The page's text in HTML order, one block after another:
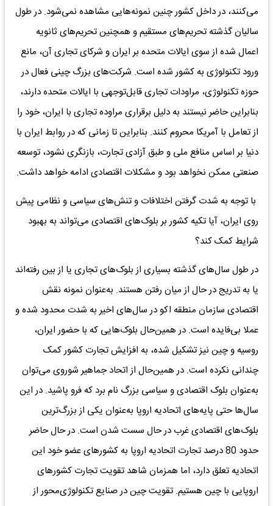
می‌کنند، در داخل کشور چنین نمونه‌هایی مشاهده نمی‌شود. در طول
سالیان گذشته تحریم‌های مستقیم و همچنین تحریم‌های ثانویه
اعمال شده از سوی ایالات متحده بر ایران و شرکای تجاری آن، مانع
ورود تکنولوژی به کشور شده است. شرکت‌های بزرگ چینی فعال در
حوزه تکنولوژی، مراودات تجاری قابل‌توجهی با ایالات متحده دارند،
بنابراین حاضر نیستند به دلیل برقراری مراوده تجاری با ایران، خود را
از تعامل با آمریکا محروم کنند. بنابراین تا زمانی که در روابط ایران با
دنیا بر اساس منافع ملی و طبق آزادی تجارت، بازنگری نشود، توسعه
صنعتی ممکن نخواهد بود و مشکلات اقتصادی ادامه خواهد داشت.
با توجه به شدت گرفتن اختلافات و تنش‌های سیاسی و نظامی پیش
روی ایران، آیا تکیه کشور بر بلوک‌های اقتصادی می‌تواند به بهبود
شرایط کمک کند؟
در طول سال‌های گذشته بسیاری از بلوک‌های تجاری یا از بین رفته‌اند
یا به تدریج در حال از میان رفتن هستند. به‌عنوان نمونه نقش
اقتصادی سازمان منطقه اکو در سال‌های اخیر به شدت محدود شده و
عملا بی‌فایده است. در همین‌حال بلوک‌هایی که با حضور ایران،
روسیه و چین نیز تشکیل شده، به افزایش تجارت کشور کمک
چندانی نکرده است. در همین‌حال از اتحاد جماهیر شوروی می‌توان
به‌عنوان بلوک اقتصادی و سیاسی بزرگ نام برد که فرو پاشید. در این
سال‌ها حتی پایه‌های اتحادیه اروپا به‌عنوان یکی از بزرگ‌ترین
بلوک‌های اقتصادی غرب در حال سست شدن است. در حال حاضر
حدود 80 درصد تجارت اتحادیه اروپا به کشورهای عضو خود این
اتحادیه تعلق دارد، اما همزمان شاهد تقویت تجارت کشورهای
اروپایی با چین هستیم. تقویت چین در صنایع تکنولوژی‌محور از